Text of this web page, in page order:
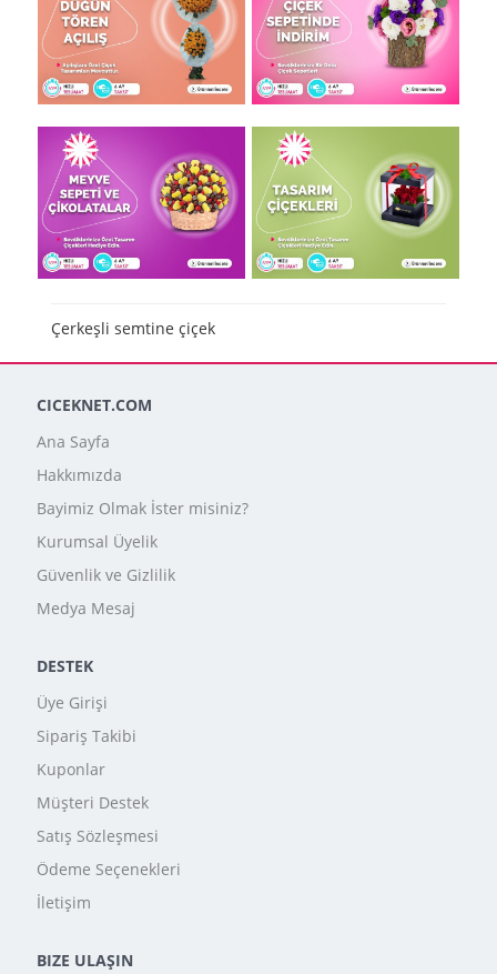
Çerkeşli semtine çiçek
CICEKNET.COM
Ana Sayfa
Hakkımızda
Bayimiz Olmak İster misiniz?
Kurumsal Üyelik
Güvenlik ve Gizlilik
Medya Mesaj
DESTEK
Üye Girişi
Sipariş Takibi
Kuponlar
Müşteri Destek
Satış Sözleşmesi
Ödeme Seçenekleri
İletişim
BIZE ULAŞIN